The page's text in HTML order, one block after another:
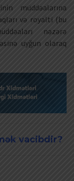
müddəalarına
və royalti (bu
nəzərə
uyğun olaraq
vacibdir?